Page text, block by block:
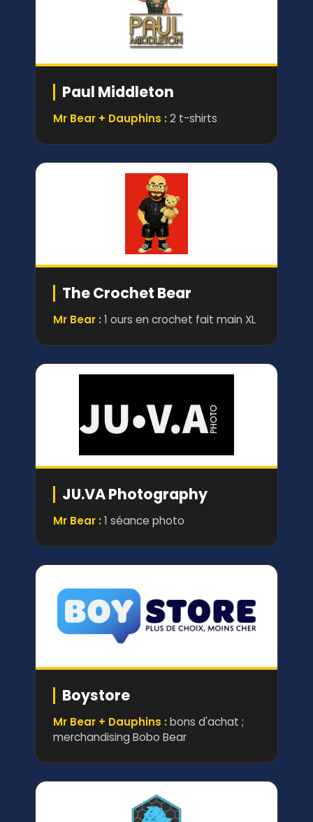
Paul Middleton
Mr Bear + Dauphins :2 t-shirts
The Crochet Bear
Mr Bear :1 ours en crochet fait main XL
JU.VA Photography
Mr Bear :1 séance photo
Boystore
Mr Bear + Dauphins :bons d'achat ;
merchandising Bobo Bear